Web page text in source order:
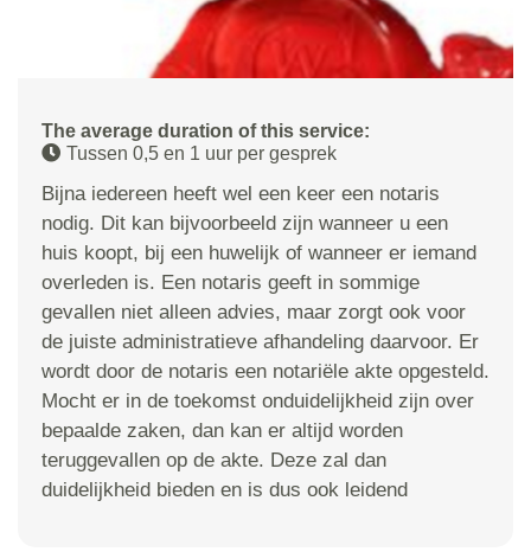
The average duration of this service:
Tussen 0,5 en 1 uur per gesprek
Bijna iedereen heeft wel een keer een notaris
nodig. Dit kan bijvoorbeeld zijn wanneer u een
huis koopt, bij een huwelijk of wanneer er iemand
overleden is. Een notaris geeft in sommige
gevallen niet alleen advies, maar zorgt ook voor
de juiste administratieve afhandeling daarvoor. Er
wordt door de notaris een notariële akte opgesteld.
Mocht er in de toekomst onduidelijkheid zijn over
bepaalde zaken, dan kan er altijd worden
teruggevallen op de akte. Deze zal dan
duidelijkheid bieden en is dus ook leidend